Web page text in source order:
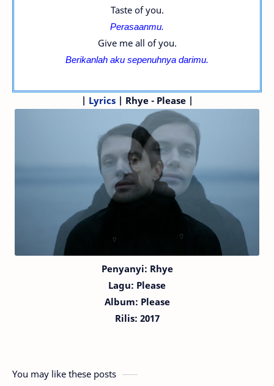
Taste of you.
Perasaanmu.
Give me all of you.
Berikanlah aku sepenuhnya darimu.
| Lyrics| Rhye - Please |
Penyanyi: Rhye
Lagu: Please
Album: Please
Rilis: 2017
You may like these posts